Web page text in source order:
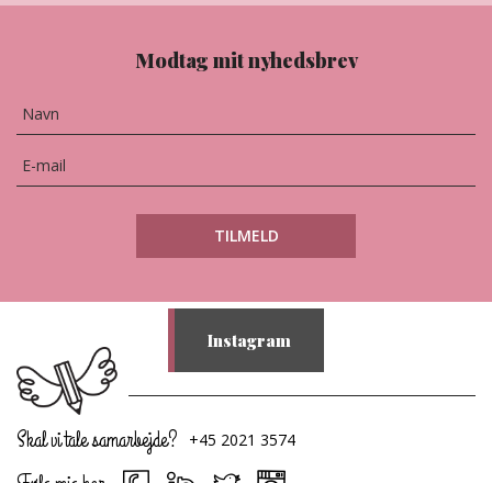
Modtag mit nyhedsbrev
Instagram
Skal vi tale samarbejde? +45 2021 3574